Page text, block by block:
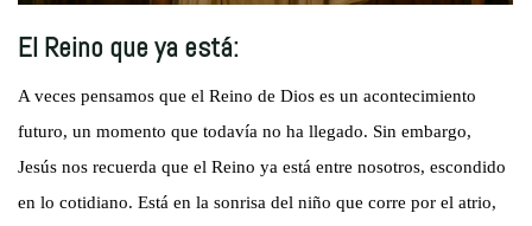
El Reino que ya está:
A veces pensamos que el Reino de Dios es un acontecimiento
futuro, un momento que todavía no ha llegado. Sin embargo,
Jesús nos recuerda que el Reino ya está entre nosotros, escondido
en lo cotidiano. Está en la sonrisa del niño que corre por el atrio,